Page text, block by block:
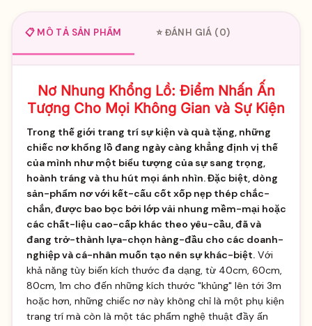
📋 MÔ TẢ SẢN PHẨM ⭐ ĐÁNH GIÁ (0)
Nơ Nhung Khổng Lồ: Điểm Nhấn Ấn
Tượng Cho Mọi Không Gian và Sự Kiện
Trong thế giới trang trí sự kiện và quà tặng, những
chiếc nơ khổng lồ đang ngày càng khẳng định vị thế
của mình như một biểu tượng của sự sang trọng,
hoành tráng và thu hút mọi ánh nhìn. Đặc biệt, dòng
sản-phẩm nơ với kết-cấu cốt xốp nẹp thép chắc-
chắn, được bao bọc bởi lớp vải nhung mềm-mại hoặc
các chất-liệu cao-cấp khác theo yêu-cầu, đã và
đang trở-thành lựa-chọn hàng-đầu cho các doanh-
nghiệp và cá-nhân muốn tạo nên sự khác-biệt.Với
khả năng tùy biến kích thước đa dạng, từ 40cm, 60cm,
80cm, 1m cho đến những kích thước "khủng" lên tới 3m
hoặc hơn, những chiếc nơ này không chỉ là một phụ kiện
trang trí mà còn là một tác phẩm nghệ thuật đầy ấn